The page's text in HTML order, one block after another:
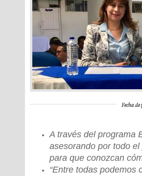
Fecha de
A través del programa
asesorando por todo
para que conozcan
“Entre todas podemos